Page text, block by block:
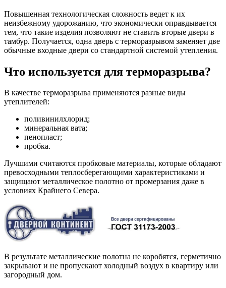
Повышенная технологическая сложность ведет к их
неизбежному удорожанию, что экономически оправдывается
тем, что такие изделия позволяют не ставить вторые двери в
тамбур. Получается, одна дверь с терморазрывом заменяет две
обычные входные двери со стандартной системой утепления.
Что используется для терморазрыва?
В качестве терморазрыва применяются разные виды
утеплителей:
поливинилхлорид;
минеральная вата;
пенопласт;
пробка.
Лучшими считаются пробковые материалы, которые обладают
превосходными теплосберегающими характеристиками и
защищают металлическое полотно от промерзания даже в
условиях Крайнего Севера.
В результате металлические полотна не коробятся, герметично
закрывают и не пропускают холодный воздух в квартиру или
загородный дом.